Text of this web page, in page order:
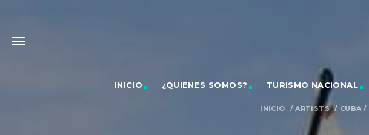
INICIO ¿QUIENES SOMOS? TURISMO NACIONAL
INICIO / ARTISTS / CUBA /